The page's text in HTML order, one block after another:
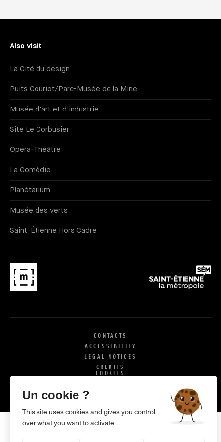
Also visit
La Cité du design
Puits Couriot/Parc-Musée de la Mine
Musée d'art et d'industrie
Site Le Corbusier
Opéra-Théâtre
La Comédie
Planétarium
Musée des verts
Saint-Étienne Hors Cadre
CONTACTS
ACCESSIBILITY
LEGAL NOTICES
CREDITS
COOKIES
Un cookie ?
This site uses cookies and gives you control
over what you want to activate